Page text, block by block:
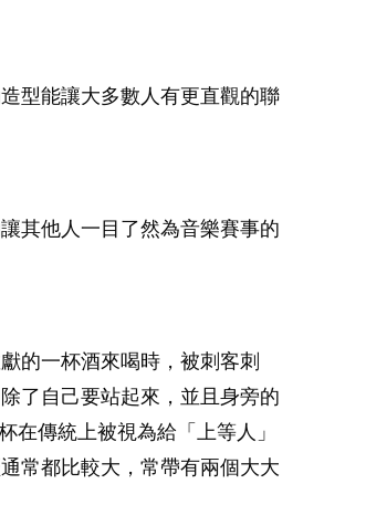
型能讓大多數人有更直觀的聯
其他人一目了然為音樂賽事的
的一杯酒來喝時，被刺客刺
了自己要站起來，並且身旁的
在傳統上被視為給「上等人」
常都比較大，常帶有兩個大大